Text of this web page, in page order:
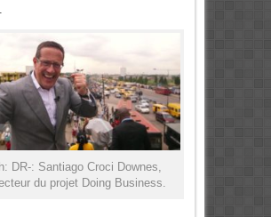
DR-: Santiago Croci Downes,
du projet Doing Business.